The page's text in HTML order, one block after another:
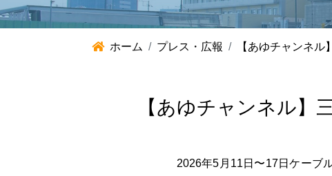
ホーム プレス・広報 【あゆチャンネ
【あゆチャンネル】
2026年5月11日〜17日ケーブ